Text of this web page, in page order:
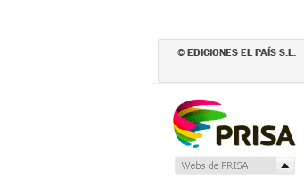
© EDICIONES EL PAÍS S.L.